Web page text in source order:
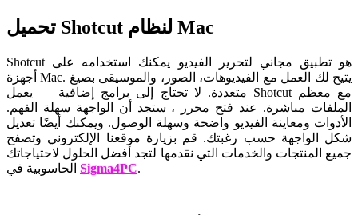
تحميل Shotcut لنظام Mac
Shotcut هو تطبيق مجاني لتحرير الفيديو يمكنك استخدامه على
أجهزة Mac. يتيح لك العمل مع الفيديوهات، الصور، والموسيقى بصيغ
متعددة. لا تحتاج إلى برامج إضافية — يعمل Shotcut مع معظم
الملفات مباشرة. عند فتح محرر ، ستجد أن الواجهة سهلة الفهم.
الأدوات ومعاينة الفيديو واضحة وسهلة الوصول. ويمكنك أيضًا تعديل
شكل الواجهة حسب رغبتك. قم بزيارة موقعنا الإلكتروني وتصفح
جميع المنتجات والخدمات التي نقدمها لتجد أفضل الحلول لاحتياجاتك
Sigma4PC.